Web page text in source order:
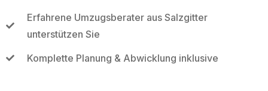
Erfahrene Umzugsberater aus Salzgitter
unterstützen Sie
Komplette Planung & Abwicklung inklusive